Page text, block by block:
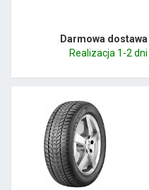
Darmowa dostawa
Realizacja 1-2 dni